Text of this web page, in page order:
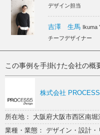
一枚の皿、御客様の楽しい語ら
トと呼ぶにふさわしく、店内に
派の絵画と共にすばらしい晩餐
オーナーシェフはこの店にウィ
ッション)と命名。
店のファサードにはドイツ語
「 料理はもはやアートである
計画概要
計画名称：SECESSION (セセ
主要用途：飲食施設 | 新築
竣工日：2013年12月引き渡し予
デザイン担当
吉澤 生馬 Ikuma
チーフデザイナー
この事例を手掛けた会社の概
株式会社
所在地： 大阪府大阪市西区南堀
業種・業態： デザイン・設計